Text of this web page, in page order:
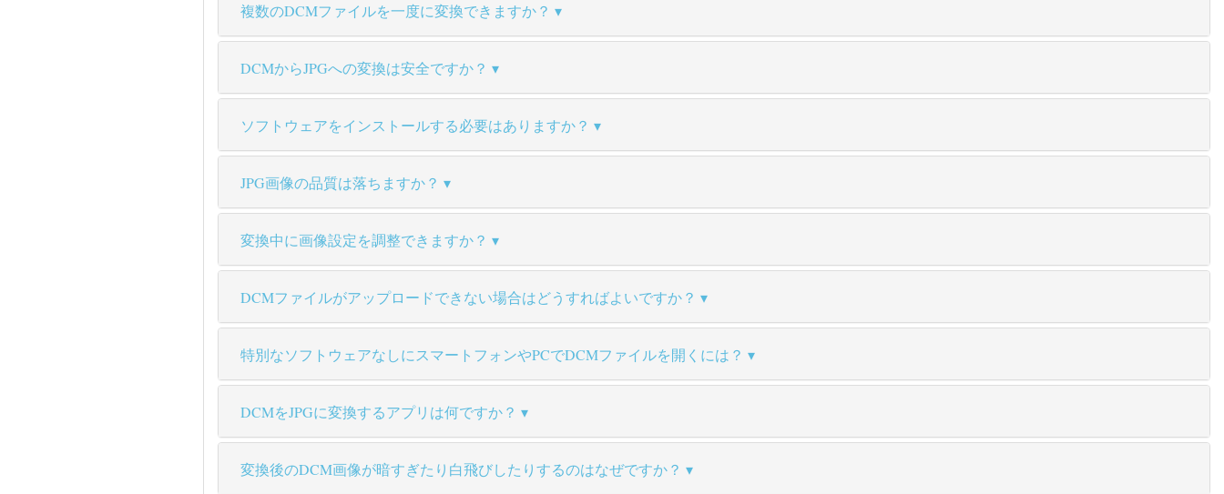
複数のDCMファイルを一度に変換できますか？
DCMからJPGへの変換は安全ですか？
ソフトウェアをインストールする必要はありますか？
JPG画像の品質は落ちますか？
変換中に画像設定を調整できますか？
DCMファイルがアップロードできない場合はどうすればよいですか？
特別なソフトウェアなしにスマートフォンやPCでDCMファイルを開くには？
DCMをJPGに変換するアプリは何ですか？
変換後のDCM画像が暗すぎたり白飛びしたりするのはなぜですか？